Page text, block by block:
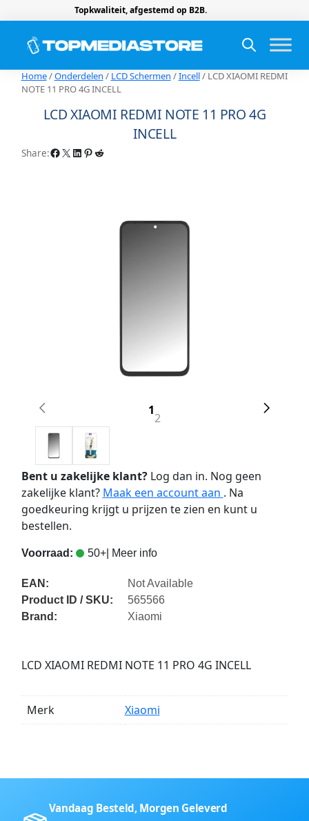
Topkwaliteit, afgestemd op B2B.
Home/Onderdelen / LCD Schermen /Incell/ LCD XIAOMI REDMI
NOTE 11 PRO 4G INCELL
LCD XIAOMI REDMI NOTE 11 PRO 4G
INCELL
Share:Facebook X LinkedIn Pinterest Reddit
1
2
Bent u zakelijke klant?Log dan in. Nog geen
zakelijke klant? Maak een account aan . Na
goedkeuring krijgt u prijzen te zien en kunt u
bestellen.
Voorraad: 50+| Meer info
EAN:
Not Available
Product ID / SKU:
565566
Brand:
Xiaomi
LCD XIAOMI REDMI NOTE 11 PRO 4G INCELL
Merk Xiaomi
Vandaag Besteld, Morgen Geleverd